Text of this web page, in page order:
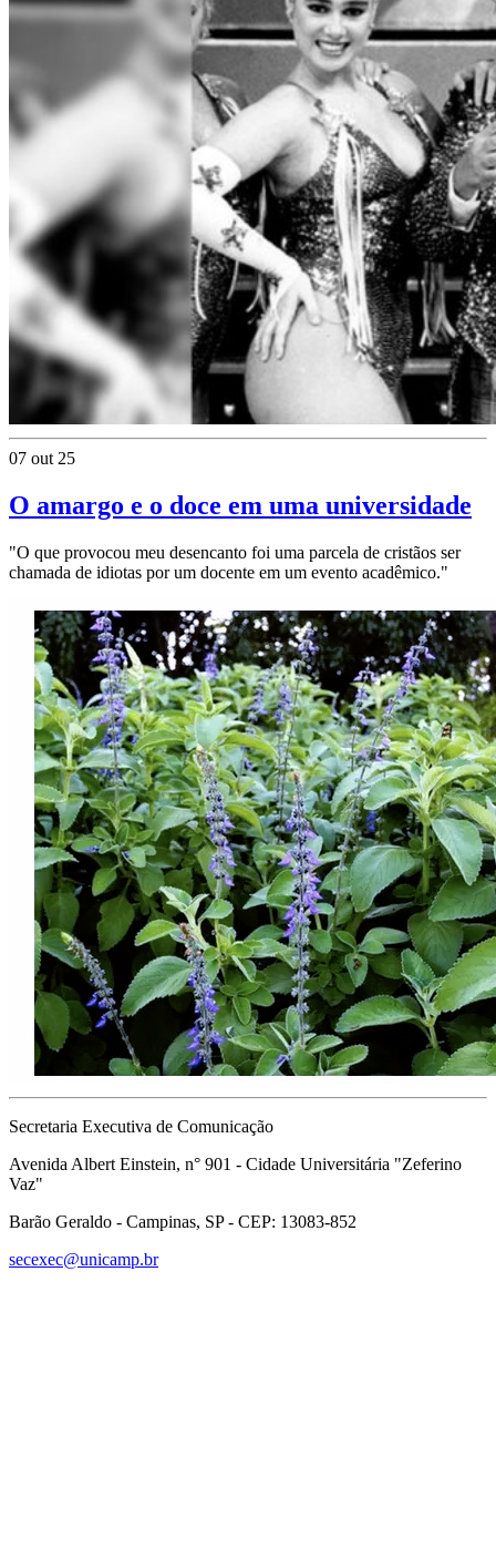
07 out 25
O amargo e o doce em uma universidade
"O que provocou meu desencanto foi uma parcela de cristãos ser
chamada de idiotas por um docente em um evento acadêmico."
Secretaria Executiva de Comunicação
Avenida Albert Einstein, n° 901 - Cidade Universitária "Zeferino
Vaz"
Barão Geraldo - Campinas, SP - CEP: 13083-852
secexec@unicamp.br